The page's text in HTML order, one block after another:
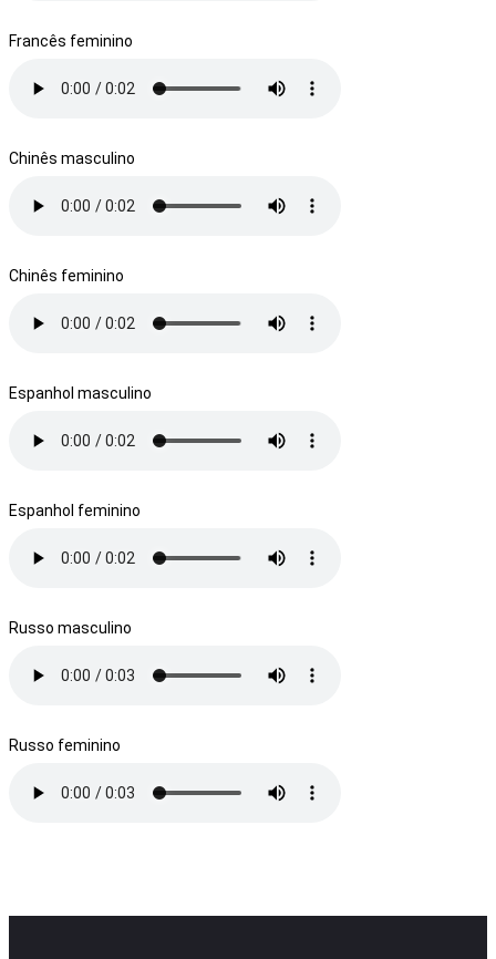
Francês feminino
Chinês masculino
Chinês feminino
Espanhol masculino
Espanhol feminino
Russo masculino
Russo feminino